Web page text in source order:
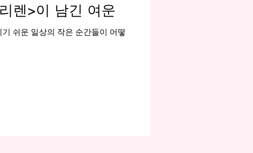
렌>이 남긴 여운
쉬운 일상의 작은 순간들이 어떻